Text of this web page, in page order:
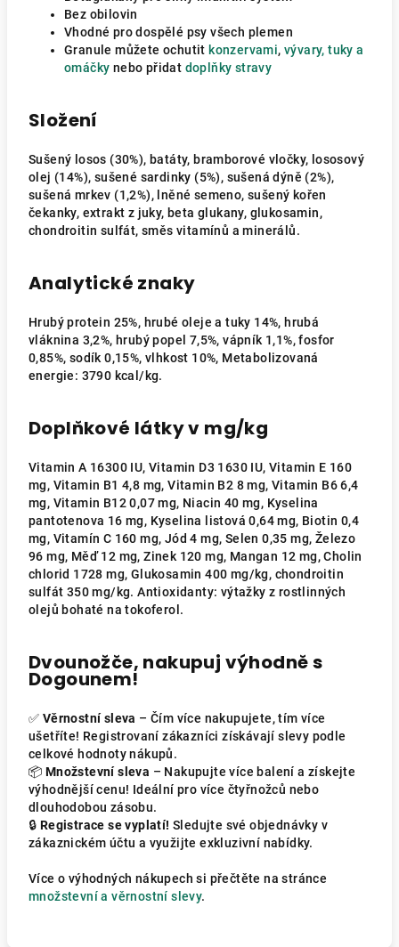
Bez obilovin
Vhodné pro dospělé psy všech plemen
Granule můžete ochutit konzervami, vývary, tuky a
omáčky nebo přidat doplňky stravy
Složení
Sušený losos (30%), batáty, bramborové vločky, lososový
olej (14%), sušené sardinky (5%), sušená dýně (2%),
sušená mrkev (1,2%), lněné semeno, sušený kořen
čekanky, extrakt z juky, beta glukany, glukosamin,
chondroitin sulfát, směs vitamínů a minerálů.
Analytické znaky
Hrubý protein 25%, hrubé oleje a tuky 14%, hrubá
vláknina 3,2%, hrubý popel 7,5%, vápník 1,1%, fosfor
0,85%, sodík 0,15%, vlhkost 10%, Metabolizovaná
energie: 3790 kcal/kg.
Doplňkové látky v mg/kg
Vitamin A 16300 IU, Vitamin D3 1630 IU, Vitamin E 160
mg, Vitamin B1 4,8 mg, Vitamin B2 8 mg, Vitamin B6 6,4
mg, Vitamin B12 0,07 mg, Niacin 40 mg, Kyselina
pantotenova 16 mg, Kyselina listová 0,64 mg, Biotin 0,4
mg, Vitamín C 160 mg, Jód 4 mg, Selen 0,35 mg, Železo
96 mg, Měď 12 mg, Zinek 120 mg, Mangan 12 mg, Cholin
chlorid 1728 mg, Glukosamin 400 mg/kg, chondroitin
sulfát 350 mg/kg. Antioxidanty: výtažky z rostlinných
olejů bohaté na tokoferol.
Dvounožče, nakupuj výhodně s
Dogounem!
✅ Věrnostní sleva – Čím více nakupujete, tím více
ušetříte! Registrovaní zákazníci získávají slevy podle
celkové hodnoty nákupů.
📦 Množstevní sleva – Nakupujte více balení a získejte
výhodnější cenu! Ideální pro více čtyřnožců nebo
dlouhodobou zásobu.
🔒 Registrace se vyplatí! Sledujte své objednávky v
zákaznickém účtu a využijte exkluzivní nabídky.
Více o výhodných nákupech si přečtěte na stránce
množstevní a věrnostní slevy.